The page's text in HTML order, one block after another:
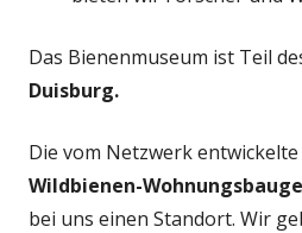
Das Bienenmuseum ist Teil
Duisburg.
Die vom Netzwerk entwickelte
Wildbienen-
bei uns einen Standort. Wir